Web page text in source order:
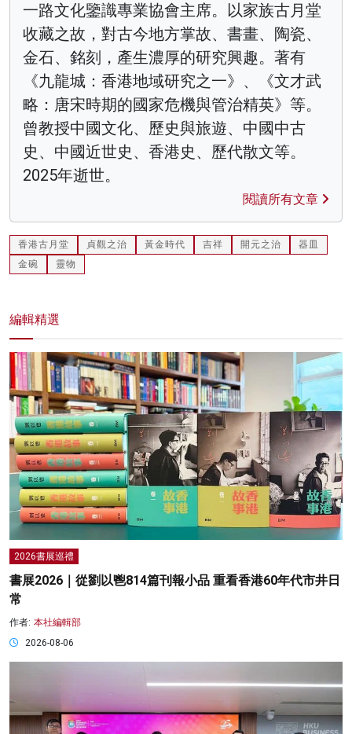
一路文化鑒識專業協會主席。以家族古月堂
收藏之故，對古今地方掌故、書畫、陶瓷、
金石、銘刻，產生濃厚的研究興趣。著有
《九龍城：香港地域研究之一》、《文才武
略：唐宋時期的國家危機與管治精英》等。
曾教授中國文化、歷史與旅遊、中國中古
史、中國近世史、香港史、歷代散文等。
2025年逝世。
閱讀所有文章
香港古月堂 貞觀之治 黃金時代 吉祥 開元之治
器皿
金碗
靈物
編輯精選
2026書展巡禮
書展2026｜從劉以鬯814篇刊報小品 重看香港60年代市井日
常
作者: 本社編輯部
2026-08-06